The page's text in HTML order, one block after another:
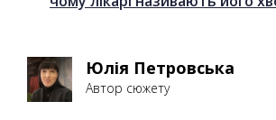
Юлія Петровська
Автор сюжету